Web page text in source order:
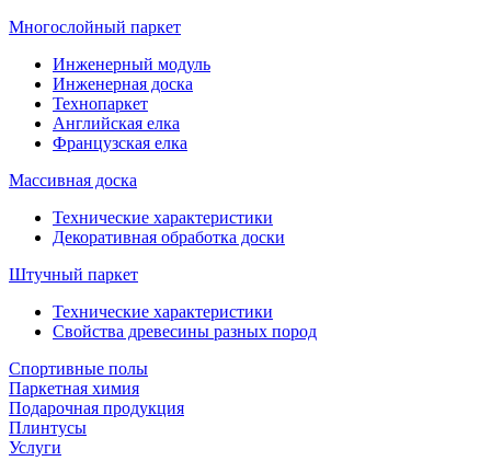
Многослойный паркет
Инженерный модуль
Инженерная доска
Технопаркет
Английская елка
Французская елка
Массивная доска
Технические характеристики
Декоративная обработка доски
Штучный паркет
Технические характеристики
Свойства древесины разных пород
Спортивные полы
Паркетная химия
Подарочная продукция
Плинтусы
Услуги